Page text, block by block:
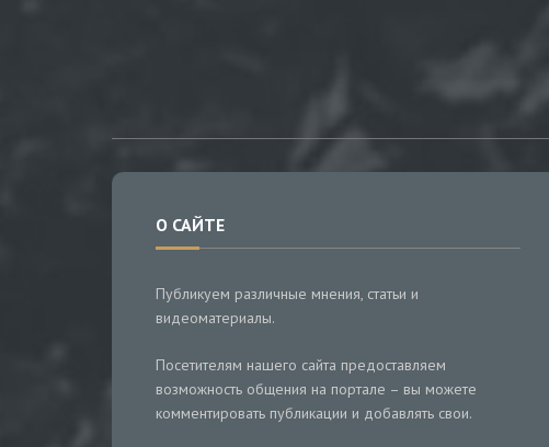
О САЙТЕ
Публикуем различные мнения, статьи и
видеоматериалы.
Посетителям нашего сайта предоставляем
возможность общения на портале – вы можете
комментировать публикации и добавлять свои.